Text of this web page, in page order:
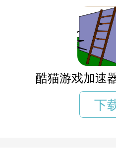
酷猫游戏加速
下